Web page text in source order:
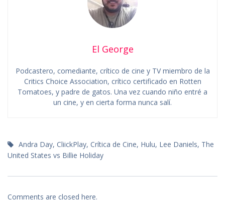
El George
Podcastero, comediante, crítico de cine y TV miembro de la
Critics Choice Association, crítico certificado en Rotten
Tomatoes, y padre de gatos. Una vez cuando niño entré a
un cine, y en cierta forma nunca salí.
Andra Day, CliickPlay, Crítica de Cine, Hulu, Lee Daniels, The
United States vs Billie Holiday
Comments are closed here.